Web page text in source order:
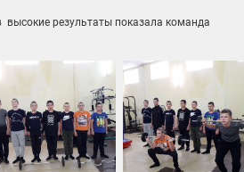
результаты показала команда